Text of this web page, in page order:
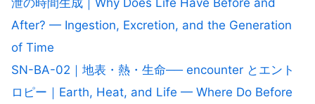
泄の時間生成｜Why Does Life Have Before and
After? — Ingestion, Excretion, and the Generation
of Time
SN-BA-02｜地表・熱・生命── encounter とエント
ロピー｜Earth, Heat, and Life — Where Do Before